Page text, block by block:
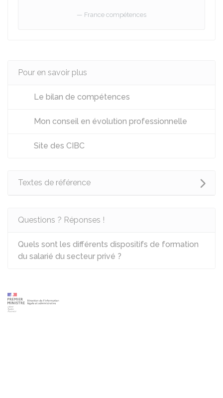
France compétences
Pour en savoir plus
Le bilan de compétences
Mon conseil en évolution professionnelle
Site des CIBC
Textes de référence
Questions ? Réponses !
Quels sont les différents dispositifs de formation
du salarié du secteur privé ?